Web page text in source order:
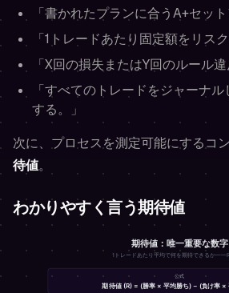
「書かれたプランに合うA+セッ
「1トレードあたり固定額をリス
「X回の損失またはY回のルール
「すべてのトレードをジャーナ
する。」
次に、プロセスを測定可能にするコ
待値。
わかりやすく言う期待値